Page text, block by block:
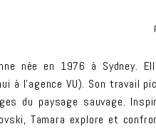
née en 1976 à
à l’agence VU). Son
du paysage sauvage.
Tamara explore et